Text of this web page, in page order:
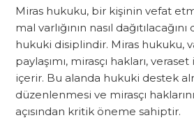
Miras hukuku, bir kişinin vefat
mal varlığının nasıl
hukuki disiplindir. Miras hukuku,
paylaşımı, mirasçı hakları,
içerir. Bu alanda hukuki destek
düzenlenmesi ve mirasçı
açısından kritik öneme sahiptir.